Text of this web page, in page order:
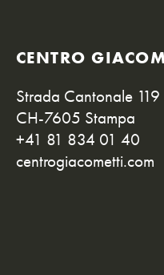
CENTRO
Strada Cantonale 119
CH-7605 Stampa
+41 81 834 01 40
centrogiacometti.com